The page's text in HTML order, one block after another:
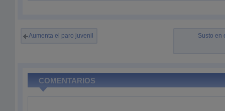
Aumenta el paro juvenil Susto en
COMENTARIOS